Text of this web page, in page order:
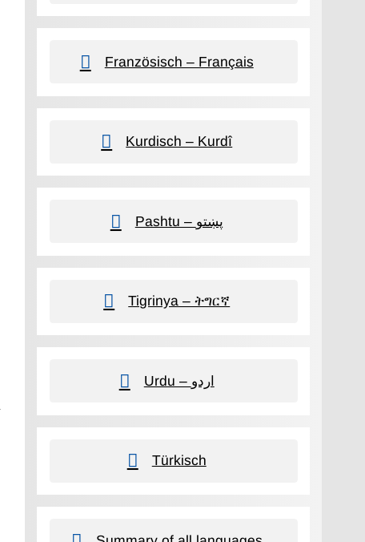
Französisch – Français
Kurdisch – Kurdî
Pashtu – پښتو
Tigrinya – ትግርኛ
Urdu – اردو
Türkisch